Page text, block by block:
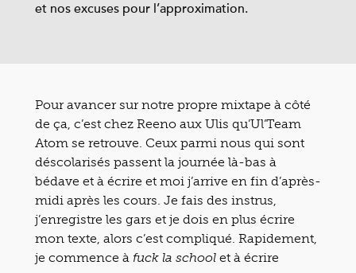
et nos excuses pour l’approximation.
Pour avancer sur notre propre mixtape à côté
de ça, c’est chez Reeno aux Ulis qu’Ul’Team
Atom se retrouve. Ceux parmi nous qui sont
déscolarisés passent la journée là-bas à
bédave et à écrire et moi j’arrive en fin d’après-
midi après les cours. Je fais des instrus,
j’enregistre les gars et je dois en plus écrire
mon texte, alors c’est compliqué. Rapidement,
je commence à fuck la school et à écrire